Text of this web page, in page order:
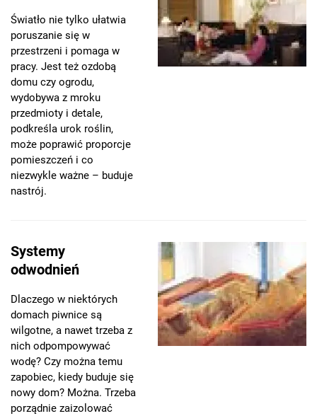
Światło nie tylko ułatwia
poruszanie się w
przestrzeni i pomaga w
pracy. Jest też ozdobą
domu czy ogrodu,
wydobywa z mroku
przedmioty i detale,
podkreśla urok roślin,
może poprawić proporcje
pomieszczeń i co
niezwykle ważne – buduje
nastrój.
Systemy
odwodnień
Dlaczego w niektórych
domach piwnice są
wilgotne, a nawet trzeba z
nich odpompowywać
wodę? Czy można temu
zapobiec, kiedy buduje się
nowy dom? Można. Trzeba
porządnie zaizolować